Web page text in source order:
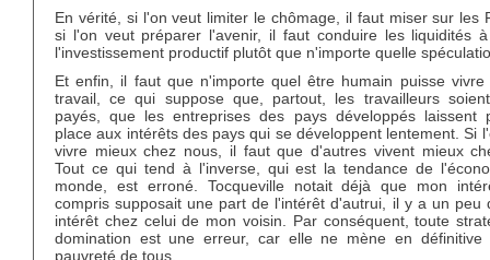
En vérité, si l'on veut limiter le chômage, il faut miser sur les
si l'on veut préparer l'avenir, il faut conduire les liquidités
l'investissement productif plutôt que n'importe quelle
Et enfin, il faut que n'importe quel être humain puisse vivre
travail, ce qui suppose que, partout, les travailleurs
payés, que les entreprises des pays développés laissent
place aux intérêts des pays qui se développent lentement. Si
vivre mieux chez nous, il faut que d'autres vivent mieux
Tout ce qui tend à l'inverse, qui est la tendance de
monde, est erroné. Tocqueville notait déjà que mon
compris supposait une part de l'intérêt d'autrui, il y a un peu
intérêt chez celui de mon voisin. Par conséquent, toute
domination est une erreur, car elle ne mène en définitive
pauvreté de tous.